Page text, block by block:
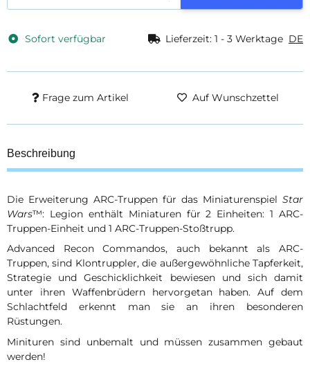
Sofort verfügbar Lieferzeit: 1 - 3 Werktage DE
Frage zum Artikel Auf Wunschzettel
Beschreibung
Die Erweiterung ARC-Truppen für das Miniaturenspiel Star
Wars™: Legion enthält Miniaturen für 2 Einheiten: 1 ARC-
Truppen-Einheit und 1 ARC-Truppen-Stoßtrupp.
Advanced Recon Commandos, auch bekannt als ARC-
Truppen, sind Klontruppler, die außergewöhnliche Tapferkeit,
Strategie und Geschicklichkeit bewiesen und sich damit
unter ihren Waffenbrüdern hervorgetan haben. Auf dem
Schlachtfeld erkennt man sie an ihren besonderen
Rüstungen.
Minituren sind unbemalt und müssen zusammen gebaut
werden!